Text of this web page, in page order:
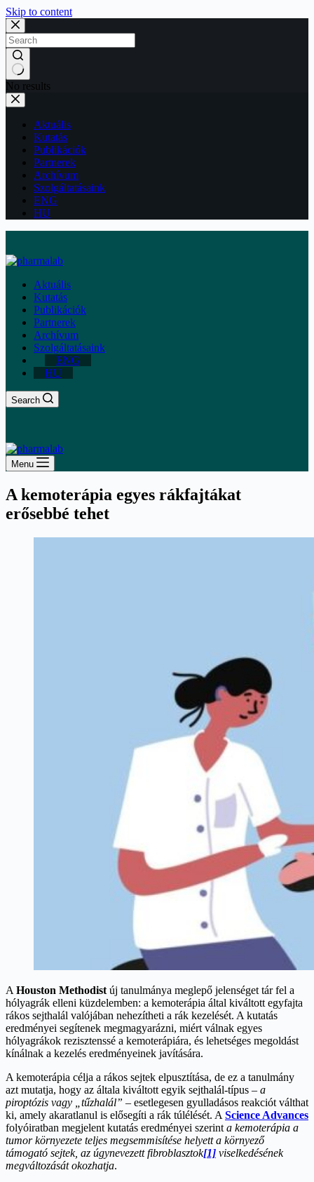
Skip to content
No results
Aktuális
Kutatás
Publikációk
Partnerek
Archívum
Szolgáltatásaink
ENG
HU
Aktuális
Kutatás
Publikációk
Partnerek
Archívum
Szolgáltatásaink
ENG
HU
Search
Menu
A kemoterápia egyes rákfajtákat
erősebbé tehet
A Houston Methodist új tanulmánya meglepő jelenséget tár fel a
hólyagrák elleni küzdelemben: a kemoterápia által kiváltott egyfajta
rákos sejthalál valójában nehezítheti a rák kezelését. A kutatás
eredményei segítenek megmagyarázni, miért válnak egyes
hólyagrákok rezisztenssé a kemoterápiára, és lehetséges megoldást
kínálnak a kezelés eredményeinek javítására.
A kemoterápia célja a rákos sejtek elpusztítása, de ez a tanulmány
azt mutatja, hogy az általa kiváltott egyik sejthalál-típus – a
piroptózis vagy „tűzhalál” – esetlegesen gyulladásos reakciót válthat
ki, amely akaratlanul is elősegíti a rák túlélését. A Science Advances
folyóiratban megjelent kutatás eredményei szerint a kemoterápia a
tumor környezete teljes megsemmisítése helyett a környező
támogató sejtek, az úgynevezett fibroblasztok[1] viselkedésének
megváltozását okozhatja.